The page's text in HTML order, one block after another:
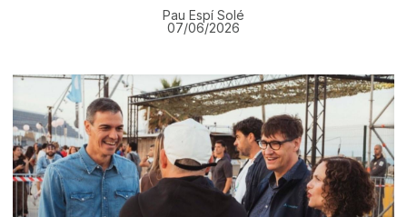
Pau Espí Solé
07/06/2026